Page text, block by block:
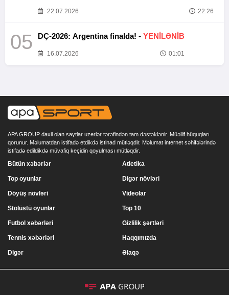
22.07.2026 22:26
05 DÇ-2026: Argentina finalda! - YENİLƏNİB
16.07.2026 01:01
APA GROUP daxil olan saytlar uzerlər tərəfindən tam dəstəklənir. Müəllif hüquqları
qorunur. Məlumatdan istifadə etdikdə istinad mütləqdir. Məlumat internet səhifələrində
istifadə edildikdə müvafiq keçidin qoyulması mütləqdir.
Bütün xəbərlər
Top oyunlar
Döyüş növləri
Stolüstü oyunlar
Atletika
Digər növləri
Videolar
Top 10
Futbol xəbərləri
Tennis xəbərləri
Digər
Gizlilik şərtləri
Haqqımızda
Əlaqə